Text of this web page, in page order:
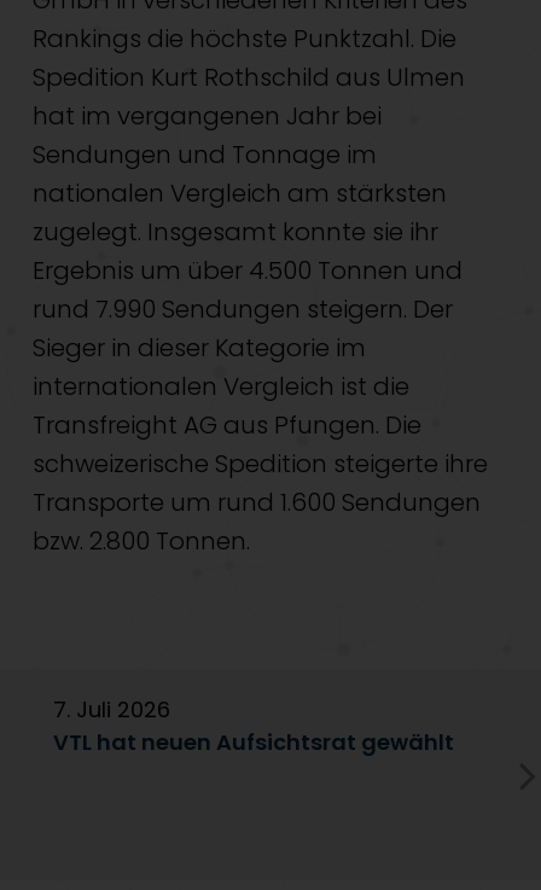
Rankings die höchste Punktzahl. Die
Spedition Kurt Rothschild aus Ulmen
hat im vergangenen Jahr bei
Sendungen und Tonnage im
nationalen Vergleich am stärksten
zugelegt. Insgesamt konnte sie ihr
Ergebnis um über 4.500 Tonnen und
rund 7.990 Sendungen steigern. Der
Sieger in dieser Kategorie im
internationalen Vergleich ist die
Transfreight AG aus Pfungen. Die
schweizerische Spedition steigerte ihre
Transporte um rund 1.600 Sendungen
bzw. 2.800 Tonnen.
7. Juli 2026
VTL hat neuen Aufsichtsrat gewählt